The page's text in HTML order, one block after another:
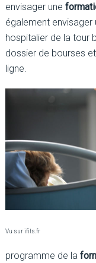
envisager une
également envisager
hospitalier de la tour
dossier de bourses et
ligne.
Vu sur ifits.fr
programme de la